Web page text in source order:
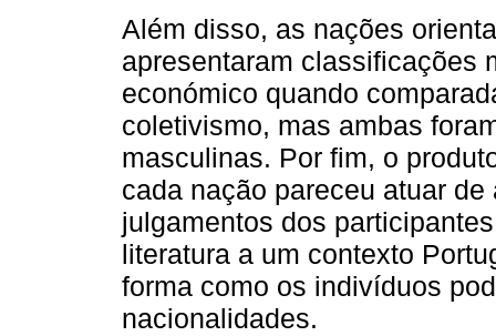
Além disso, as nações
apresentaram classificações
económico quando
coletivismo, mas ambas
masculinas. Por fim, o
cada nação pareceu atuar
julgamentos dos
literatura a um contexto
forma como os indivíduos
nacionalidades.